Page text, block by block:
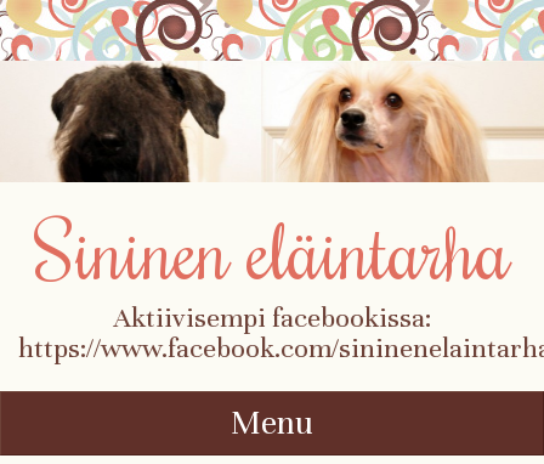
Sininen eläintarha
Aktiivisempi facebookissa:
https://www.facebook.com/
Menu